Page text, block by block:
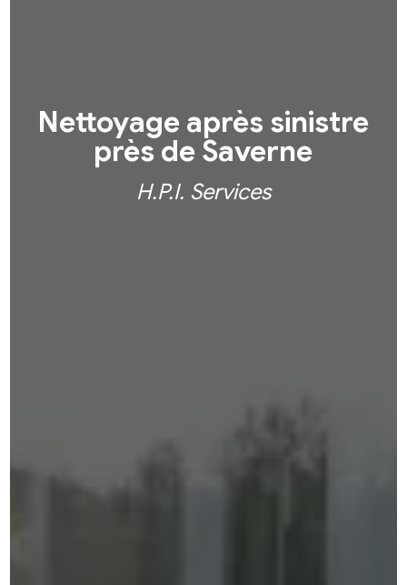
Nettoyage après sinistre
près de Saverne
H.P.I. Services